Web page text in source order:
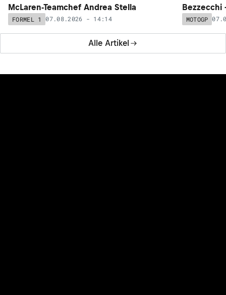
Alle Artikel
McLaren-Teamchef Andrea Stella
FORMEL 1 07.08.2026 - 14:14
Bezzecchi
MOTOGP